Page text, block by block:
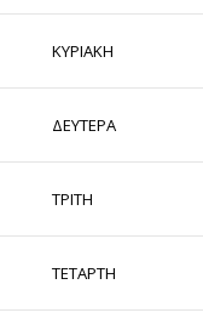
ΚΥΡΙΑΚΗ
ΔΕΥΤΕΡΑ
ΤΡΙΤΗ
ΤΕΤΑΡΤΗ